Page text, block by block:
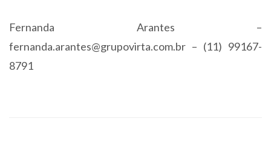
Fernanda Arantes –
fernanda.arantes@grupovirta.com.br – (11) 99167-
8791